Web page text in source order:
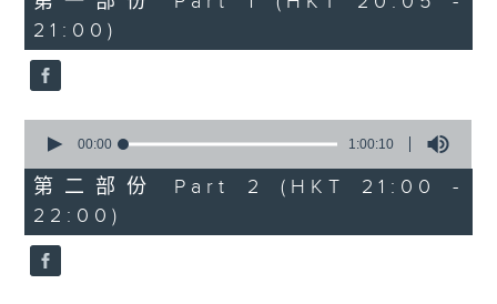
馬勒
G大調第四交響曲 (58’)
2025年4月10日卡托維茲波蘭國家電台交響
minutes,
10
seconds
21:00)
seconds
1
hour,
10
seconds
00:00 1:00:10
第二部份 Part 2 (HKT 21:00 -
22:00)